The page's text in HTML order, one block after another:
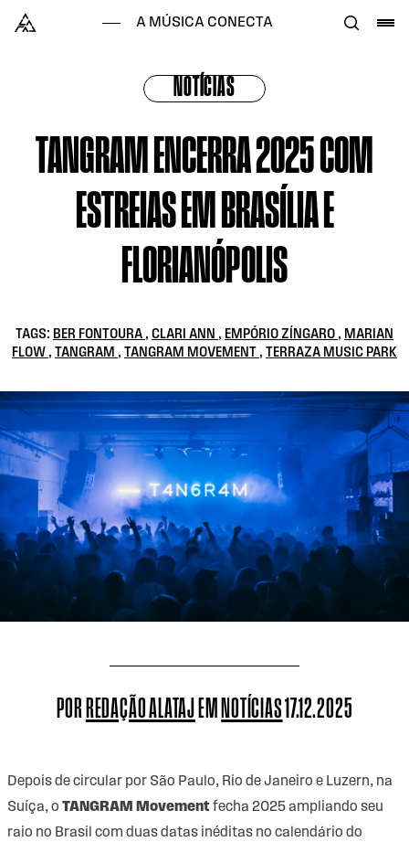
Alataj
A MÚSICA CONECTA
NOTÍCIAS
TANGRAM ENCERRA 2025 COM
ESTREIAS EM BRASÍLIA E
FLORIANÓPOLIS
TAGS: BER FONTOURA , CLARI ANN , EMPÓRIO ZÍNGARO , MARIAN
FLOW , TANGRAM , TANGRAM MOVEMENT , TERRAZA MUSIC PARK
PORREDAÇÃO ALATAJEMNOTÍCIAS17.12.2025
Depois de circular por São Paulo, Rio de Janeiro e Luzern, na
Suíça, o TANGRAM Movement fecha 2025 ampliando seu
raio no Brasil com duas datas inéditas no calendário do